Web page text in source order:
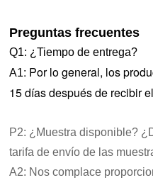
Preguntas frecuentes
Q1: ¿Tiempo de entrega?
A1: Por lo general, los
15 días después de recibir
P2: ¿Muestra disponible?
tarifa de envío de las
A2: Nos complace